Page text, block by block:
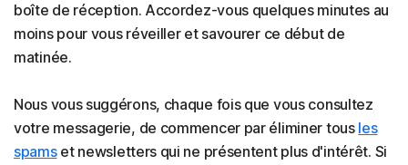
boîte de réception. Accordez-vous quelques minutes au
moins pour vous réveiller et savourer ce début de
matinée.
Nous vous suggérons, chaque fois que vous consultez
votre messagerie, de commencer par éliminer tous les
spamset newsletters qui ne présentent plus d'intérêt. Si